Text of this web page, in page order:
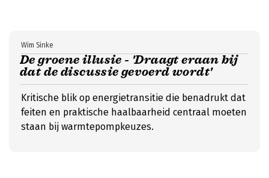
De groene illusie - 'Draagt eraan bij
dat de discussie gevoerd wordt'
Wim Sinke
Kritische blik op energietransitie die benadrukt dat
feiten en praktische haalbaarheid centraal moeten
staan bij warmtepompkeuzes.